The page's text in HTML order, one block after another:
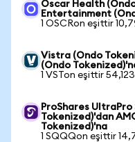
Oscar Health
Entertainment
1 OSCRon eşittir
Vistra (Ondo
(Ondo
1 VSTon eşittir
ProShares
Tokenized)'dan
Tokenized)'na
1 SQQQon eşittir